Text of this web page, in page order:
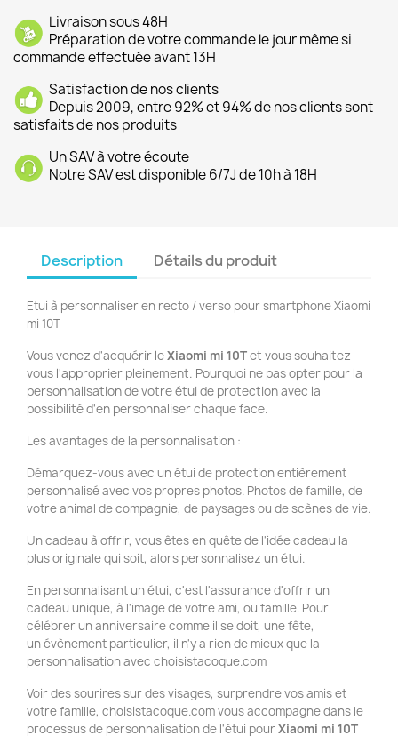
Livraison sous 48H
Préparation de votre commande le jour même si
commande effectuée avant 13H
Satisfaction de nos clients
Depuis 2009, entre 92% et 94% de nos clients sont
satisfaits de nos produits
Un SAV à votre écoute
Notre SAV est disponible 6/7J de 10h à 18H
Description Détails du produit
Etui à personnaliser en recto / verso pour smartphone Xiaomi
mi 10T
Vous venez d'acquérir leXiaomi mi 10Tet vous souhaitez
vous l'approprier pleinement. Pourquoi ne pas opter pour la
personnalisation de votre étui de protection avec la
possibilité d'en personnaliser chaque face.
Les avantages de la personnalisation :
Démarquez-vous avec un étui de protection entièrement
personnalisé avec vos propres photos. Photos de famille, de
votre animal de compagnie, de paysages ou de scènes de vie.
Un cadeau à offrir, vous êtes en quête de l'idée cadeau la
plus originale qui soit, alors personnalisez un étui.
En personnalisant un étui, c'est l'assurance d'offrir un
cadeau unique, à l'image de votre ami, ou famille. Pour
célébrer un anniversaire comme il se doit, une fête,
un évènement particulier, il n'y a rien de mieux que la
personnalisation avec choisistacoque.com
Voir des sourires sur des visages, surprendre vos amis et
votre famille, choisistacoque.com vous accompagne dans le
processus de personnalisation de l'étui pour Xiaomi mi 10T